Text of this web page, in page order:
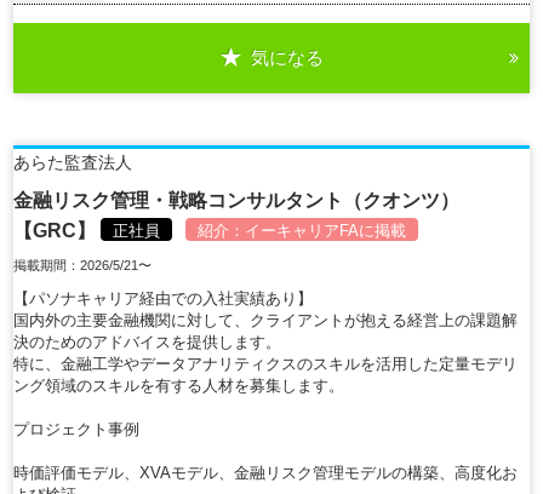
気になる
あらた監査法人
金融リスク管理・戦略コンサルタント（クオンツ）
【GRC】
正社員 紹介： イーキャリアFAに掲載
掲載期間：2026/5/21〜
【パソナキャリア経由での入社実績あり】
国内外の主要金融機関に対して、クライアントが抱える経営上の課題解
決のためのアドバイスを提供します。
特に、金融工学やデータアナリティクスのスキルを活用した定量モデリ
ング領域のスキルを有する人材を募集します。
プロジェクト事例
時価評価モデル、XVAモデル、金融リスク管理モデルの構築、高度化お